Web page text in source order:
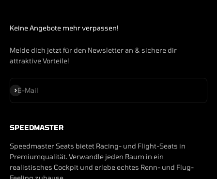
Keine Angebote mehr verpassen!
Melde dich jetzt für den Newsletter an & sichere dir
attraktive Vorteile!
E-Mail
Abonnieren
SPEEDMASTER
Speedmaster Seats bietet Racing- und Flight-Seats in
Premiumqualität. Verwandle jeden Raum in ein
realistisches Cockpit und erlebe echtes Renn- und Flug-